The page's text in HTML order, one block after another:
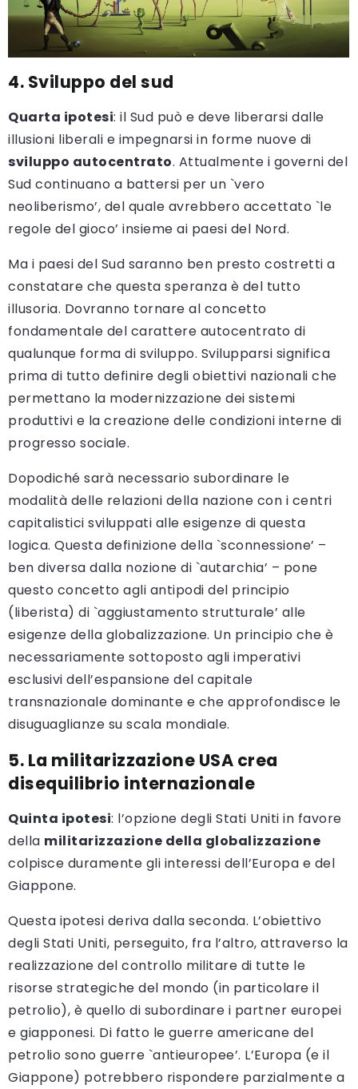
4. Sviluppo del sud
Quarta ipotesi: il Sud può e deve liberarsi dalle
illusioni liberali e impegnarsi in forme nuove di
sviluppo autocentrato. Attualmente i governi del
Sud continuano a battersi per un `vero
neoliberismo’, del quale avrebbero accettato `le
regole del gioco’ insieme ai paesi del Nord.
Ma i paesi del Sud saranno ben presto costretti a
constatare che questa speranza è del tutto
illusoria. Dovranno tornare al concetto
fondamentale del carattere autocentrato di
qualunque forma di sviluppo. Svilupparsi significa
prima di tutto definire degli obiettivi nazionali che
permettano la modernizzazione dei sistemi
produttivi e la creazione delle condizioni interne di
progresso sociale.
Dopodiché sarà necessario subordinare le
modalità delle relazioni della nazione con i centri
capitalistici sviluppati alle esigenze di questa
logica. Questa definizione della `sconnessione’ –
ben diversa dalla nozione di `autarchia’ – pone
questo concetto agli antipodi del principio
(liberista) di `aggiustamento strutturale’ alle
esigenze della globalizzazione. Un principio che è
necessariamente sottoposto agli imperativi
esclusivi dell’espansione del capitale
transnazionale dominante e che approfondisce le
disuguaglianze su scala mondiale.
5. La militarizzazione USA crea
disequilibrio internazionale
Quinta ipotesi: l’opzione degli Stati Uniti in favore
della militarizzazione della globalizzazione
colpisce duramente gli interessi dell’Europa e del
Giappone.
Questa ipotesi deriva dalla seconda. L’obiettivo
degli Stati Uniti, perseguito, fra l’altro, attraverso la
realizzazione del controllo militare di tutte le
risorse strategiche del mondo (in particolare il
petrolio), è quello di subordinare i partner europei
e giapponesi. Di fatto le guerre americane del
petrolio sono guerre `antieuropee’. L’Europa (e il
Giappone) potrebbero rispondere parzialmente a